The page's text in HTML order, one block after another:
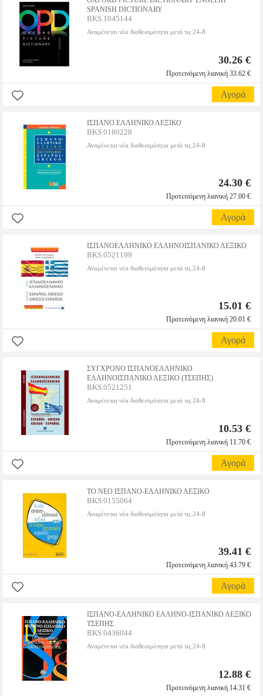
SPANISH DICTIONARY
BKS.1045144
Αναμένεται νέα διαθεσιμότητα μετά τις 24-8
30.26 €
Προτεινόμενη λιανική 33.62 €
Αγορά
ΙΣΠΑΝΟ ΕΛΛΗΝΙΚΟ ΛΕΞΙΚΟ
BKS.0180228
Αναμένεται νέα διαθεσιμότητα μετά τις 24-8
24.30 €
Προτεινόμενη λιανική 27.00 €
Αγορά
ΙΣΠΑΝΟΕΛΛΗΝΙΚΟ ΕΛΛΗΝΟΙΣΠΑΝΙΚΟ ΛΕΞΙΚΟ
BKS.0521199
Αναμένεται νέα διαθεσιμότητα μετά τις 24-8
15.01 €
Προτεινόμενη λιανική 20.01 €
Αγορά
ΣΥΓΧΡΟΝΟ ΙΣΠΑΝΟΕΛΛΗΝΙΚΟ
ΕΛΛΗΝΟΙΣΠΑΝΙΚΟ ΛΕΞΙΚΟ (ΤΣΕΠΗΣ)
BKS.0521251
Αναμένεται νέα διαθεσιμότητα μετά τις 24-8
10.53 €
Προτεινόμενη λιανική 11.70 €
Αγορά
ΤΟ ΝΕΟ ΙΣΠΑΝΟ-ΕΛΛΗΝΙΚΟ ΛΕΞΙΚΟ
BKS.0155064
Αναμένεται νέα διαθεσιμότητα μετά τις 24-8
39.41 €
Προτεινόμενη λιανική 43.79 €
Αγορά
ΙΣΠΑΝΟ-ΕΛΛΗΝΙΚΟ ΕΛΛΗΝΟ-ΙΣΠΑΝΙΚΟ ΛΕΞΙΚΟ
ΤΣΕΠΗΣ
BKS.0436044
Αναμένεται νέα διαθεσιμότητα μετά τις 24-8
12.88 €
Προτεινόμενη λιανική 14.31 €